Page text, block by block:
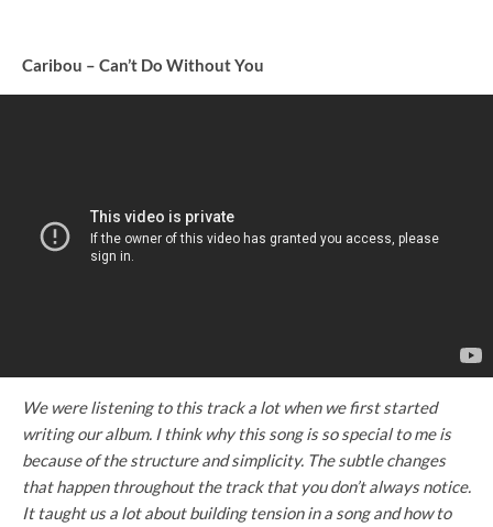
Caribou – Can’t Do Without You
We were listening to this track a lot when we first started
writing our album. I think why this song is so special to me is
because of the structure and simplicity. The subtle changes
that happen throughout the track that you don’t always notice.
It taught us a lot about building tension in a song and how to